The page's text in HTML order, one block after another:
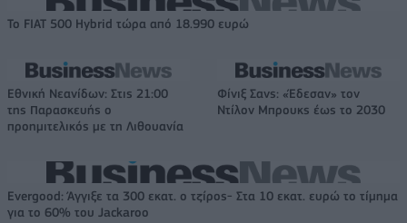
Το FIAT 500 Hybrid τώρα από 18.990 ευρώ
Εθνική Νεανίδων: Στις 21:00
της Παρασκευής ο
προημιτελικός με τη Λιθουανία
Φίνιξ Σανς: «Έδεσαν» τον
Ντίλον Μπρουκς έως το 2030
Evergood: Άγγιξε τα 300 εκατ. ο τζίρος- Στα 10 εκατ. ευρώ το τίμημα
για το 60% του Jackaroo